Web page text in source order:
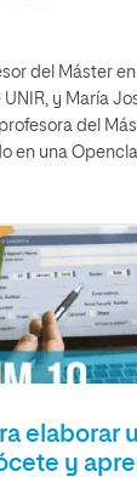
del Máster
y María
del
en una
elaborar
y